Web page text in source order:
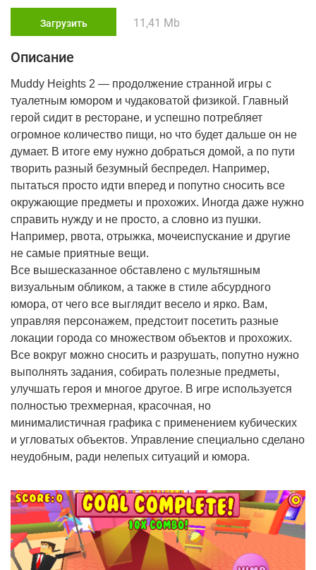
Загрузить 11,41 Mb
Описание
Muddy Heights 2 ― продолжение странной игры с
туалетным юмором и чудаковатой физикой. Главный
герой сидит в ресторане, и успешно потребляет
огромное количество пищи, но что будет дальше он не
думает. В итоге ему нужно добраться домой, а по пути
творить разный безумный беспредел. Например,
пытаться просто идти вперед и попутно сносить все
окружающие предметы и прохожих. Иногда даже нужно
справить нужду и не просто, а словно из пушки.
Например, рвота, отрыжка, мочеиспускание и другие
не самые приятные вещи.
Все вышесказанное обставлено с мультяшным
визуальным обликом, а также в стиле абсурдного
юмора, от чего все выглядит весело и ярко. Вам,
управляя персонажем, предстоит посетить разные
локации города со множеством объектов и прохожих.
Все вокруг можно сносить и разрушать, попутно нужно
выполнять задания, собирать полезные предметы,
улучшать героя и многое другое. В игре используется
полностью трехмерная, красочная, но
минималистичная графика с применением кубических
и угловатых объектов. Управление специально сделано
неудобным, ради нелепых ситуаций и юмора.